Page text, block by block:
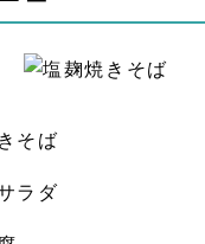
そば
ラダ